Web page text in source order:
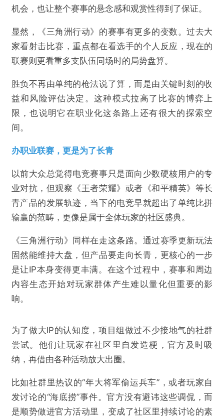
欺诈 色情 诱导行为
不实信息 违法犯罪 其他
提交
机会，也让整个赛事的悬念感和观赏性得到了保证。
显然，《三角洲行动》的赛事有更多的变数。过去大
家看射击比赛，重点都在看选手的个人反应，现在的
联赛则更看重多支队伍同场时的局势盘算。
胜负不再由单纯的枪法说了算，而是由关键时刻的收
益和风险评估决定。这种模式拉高了比赛的博弈上
限，也说明它在职业化这条路上还有很大的探索空
间。
办职业联赛，更是为了长青
以前大众总觉得电竞赛事只是面向少数硬核用户的专
业对抗，但观察《王者荣耀》或者《和平精英》等长
青产品的发展轨迹，当下的电竞早就超出了单纯比拼
输赢的范畴，更像是属于全体玩家的社区盛典。
《三角洲行动》同样在走这条路。通过赛季更新玩法
固然能维持大盘，但产品要走向长青，更核心的一步
是让IP本身变得更丰满。在这个过程中，赛事和周边
内容生态开始对玩家群体产生难以量化但重要的影
响。
为了做大IP的认知度，项目组做过不少接地气的社群
尝试。他们让玩家在社区里自发造梗，官方及时吸
纳，再借由各种活动放大出圈。
比如社群里热议的“年大将军偷运兵车”，或者玩家自
发讨论的“海底捞”事件。官方没有避讳这些调侃，而
是顺势做进官方活动里，变成了社区里持续讨论的素